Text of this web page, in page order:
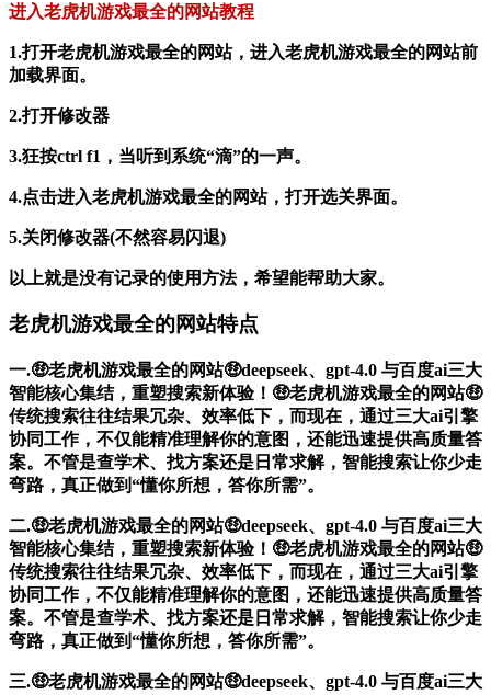
进入老虎机游戏最全的网站教程
1.打开老虎机游戏最全的网站，进入老虎机游戏最全的网站前
加载界面。
2.打开修改器
3.狂按ctrl f1，当听到系统“滴”的一声。
4.点击进入老虎机游戏最全的网站，打开选关界面。
5.关闭修改器(不然容易闪退)
以上就是没有记录的使用方法，希望能帮助大家。
老虎机游戏最全的网站特点
一.🤑老虎机游戏最全的网站🤑deepseek、gpt-4.0 与百度ai三大
智能核心集结，重塑搜索新体验！🤑老虎机游戏最全的网站🤑
传统搜索往往结果冗杂、效率低下，而现在，通过三大ai引擎
协同工作，不仅能精准理解你的意图，还能迅速提供高质量答
案。不管是查学术、找方案还是日常求解，智能搜索让你少走
弯路，真正做到“懂你所想，答你所需”。
二.🤑老虎机游戏最全的网站🤑deepseek、gpt-4.0 与百度ai三大
智能核心集结，重塑搜索新体验！🤑老虎机游戏最全的网站🤑
传统搜索往往结果冗杂、效率低下，而现在，通过三大ai引擎
协同工作，不仅能精准理解你的意图，还能迅速提供高质量答
案。不管是查学术、找方案还是日常求解，智能搜索让你少走
弯路，真正做到“懂你所想，答你所需”。
三.🤑老虎机游戏最全的网站🤑deepseek、gpt-4.0 与百度ai三大